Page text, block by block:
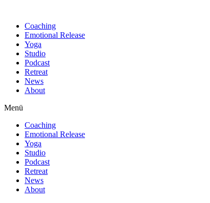
Coaching
Emotional Release
Yoga
Studio
Podcast
Retreat
News
About
Menü
Coaching
Emotional Release
Yoga
Studio
Podcast
Retreat
News
About